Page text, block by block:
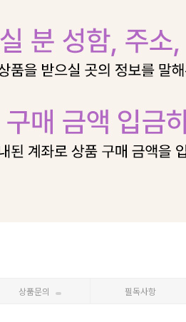
상품문의 필독사항